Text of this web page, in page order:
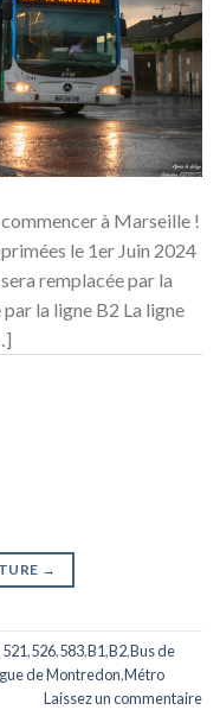
à Marseille !
le 1er Juin 2024
remplacée par la
la ligne B2 La ligne
→
521,526,583,B1,B2,Bus de
de Montredon,Métro
Laissez un commentaire